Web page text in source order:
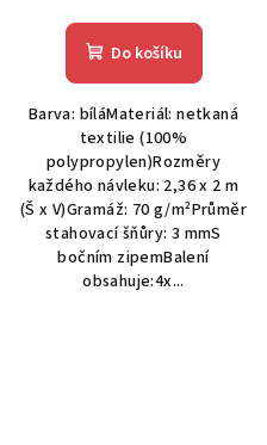
Do košíku
Barva: bíláMateriál: netkaná
textilie (100%
polypropylen)Rozměry
každého návleku: 2,36 x 2 m
(Š x V)Gramáž: 70 g/m²Průměr
stahovací šňůry: 3 mmS
bočním zipemBalení
obsahuje:4x...